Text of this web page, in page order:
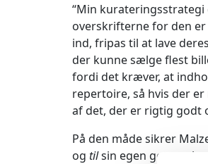
“Min
overskrifterne for den
ind, fripas til at lave
der kunne sælge flest
fordi det kræver, at
repertoire, så hvis der
af det, der er rigtig godt
På den måde sikrer
og tilsin egen